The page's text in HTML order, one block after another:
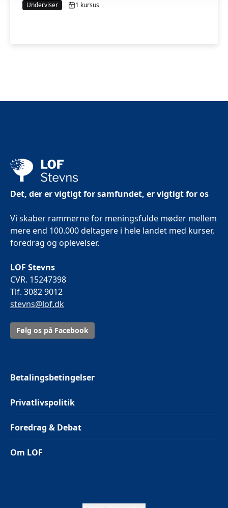
Underviser 1 kursus
Det, der er vigtigt for samfundet, er vigtigt for os
Vi skaber rammerne for meningsfulde møder mellem
mere end 100.000 deltagere i hele landet med kurser,
foredrag og oplevelser.
LOF Stevns
CVR. 15247398
Tlf. 3082 9012
stevns@lof.dk
Følg os på Facebook
Betalingsbetingelser
Privatlivspolitik
Foredrag & Debat
Om LOF